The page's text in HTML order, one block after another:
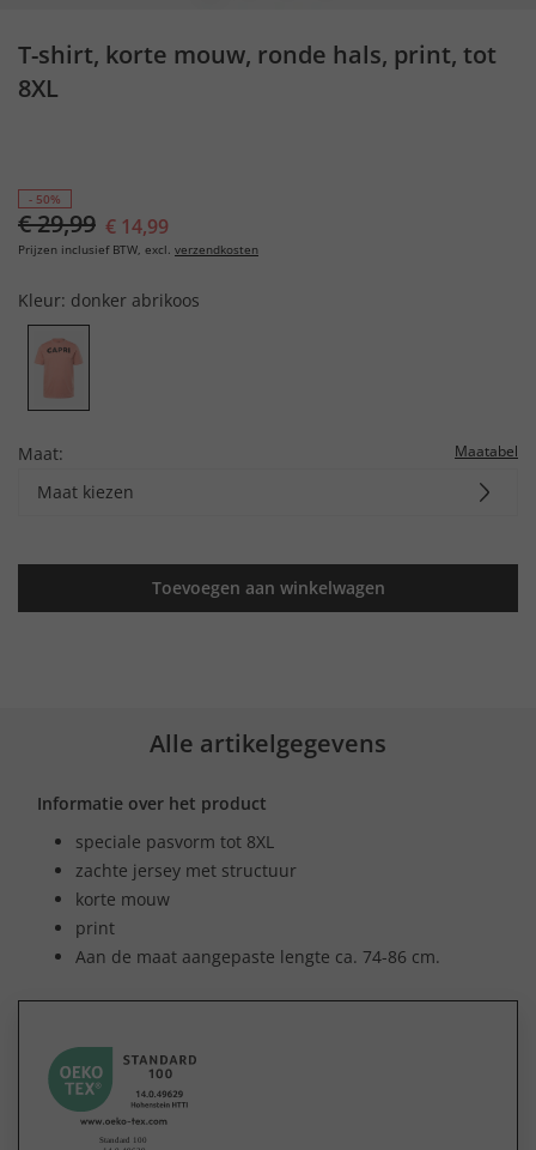
T-shirt, korte mouw, ronde hals, print, tot
8XL
- 50%
€ 29,99 € 14,99
Prijzen inclusief BTW, excl. verzendkosten
Kleur: donker abrikoos
Maat: Maatabel
Maat kiezen
Toevoegen aan winkelwagen
Alle artikelgegevens
Informatie over het product
speciale pasvorm tot 8XL
zachte jersey met structuur
korte mouw
print
Aan de maat aangepaste lengte ca. 74-86 cm.